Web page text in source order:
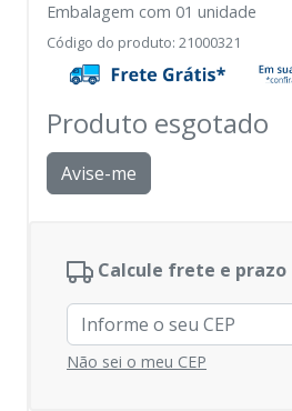
Embalagem com 01 unidade
Código do produto: 21000321
Produto esgotado
Avise-me
Calcule frete e prazo
Não sei o meu CEP